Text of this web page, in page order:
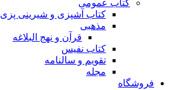
کتاب عمومی
کتاب آشپزی و شیرینی پزی
مذهبی
قرآن و نهج البلاغه
کتاب نفیس
تقویم و سالنامه
مجله
فروشگاه